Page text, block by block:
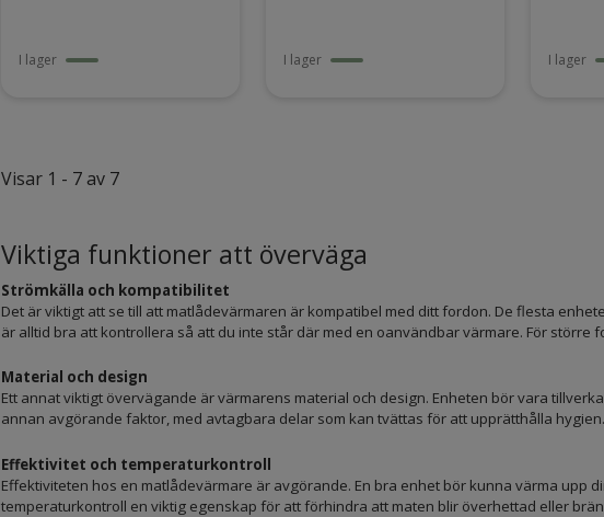
I lager I lager I lager
Visar 1 - 7 av 7
Viktiga funktioner att överväga
Strömkälla och kompatibilitet
Det är viktigt att se till att matlådevärmaren är kompatibel med ditt fordon. De flesta
är alltid bra att kontrollera så att du inte står där med en oanvändbar värmare. För större
Material och design
Ett annat viktigt övervägande är värmarens material och design. Enheten bör vara
annan avgörande faktor, med avtagbara delar som kan tvättas för att upprätthålla hygien.
Effektivitet och temperaturkontroll
Effektiviteten hos en matlådevärmare är avgörande. En bra enhet bör kunna värma upp
temperaturkontroll en viktig egenskap för att förhindra att maten blir överhettad eller